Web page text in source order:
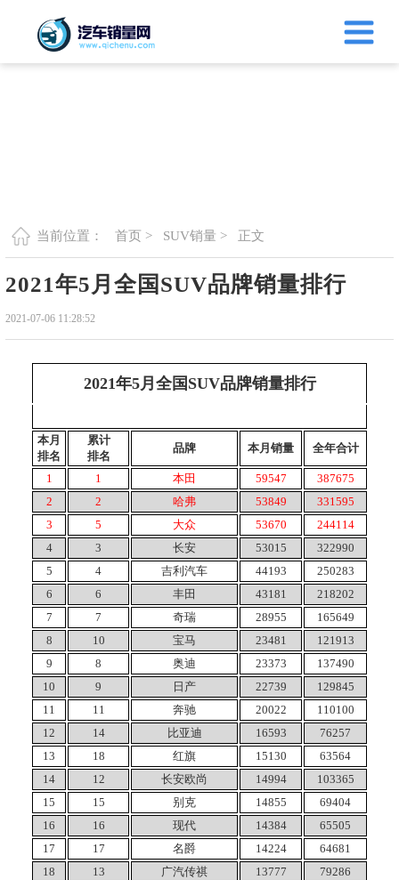
当前位置： 首页 > SUV销量 > 正文
2021年5月全国SUV品牌销量排行
2021-07-06 11:28:52
2021年5月全国SUV品牌销量排行
本月
排名
累计
排名
品牌 本月销量 全年合计
1 1 本田 59547
387675
2
2 哈弗 53849
331595
3
5 大众 53670
244114
4
3 长安 53015
322990
5
4 吉利汽车 44193
250283
6
6 丰田 43181
218202
7
7 奇瑞 28955
165649
8
10 宝马 23481
121913
9
8 奥迪 23373
137490
10
9 日产 22739
129845
11
11 奔驰 20022
110100
12
14 比亚迪 16593
76257
13
18 红旗 15130
63564
14
12 长安欧尚 14994
103365
15
15 别克 14855
69404
16
16 现代 14384
65505
17
17 名爵 14224
64681
18
13 广汽传祺 13777
79286